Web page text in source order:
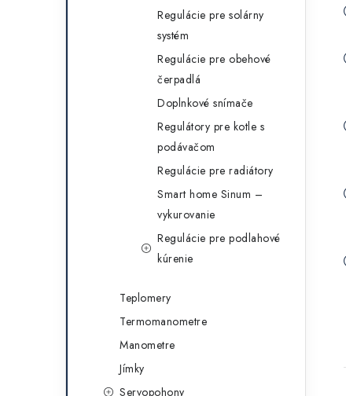
Regulácie pre solárny
systém
Regulácie pre obehové
čerpadlá
Doplnkové snímače
Regulátory pre kotle s
podávačom
Regulácie pre radiátory
Smart home Sinum –
vykurovanie
Regulácie pre podlahové
kúrenie
Teplomery
Termomanometre
Manometre
Jímky
Servopohony